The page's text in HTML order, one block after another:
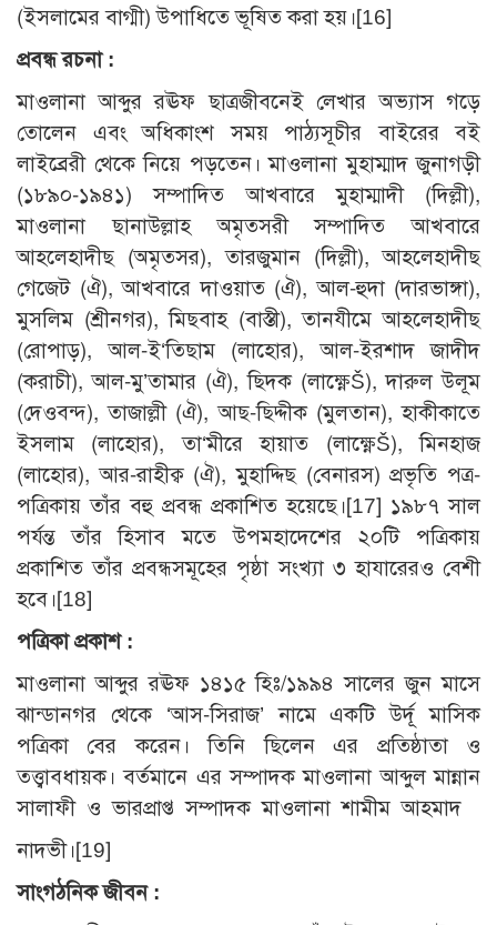
(ইসলামের বাগ্মী) উপাধিতে ভূষিত করা হয়।[16]
প্রবন্ধ রচনা :
মাওলানা আব্দুর রঊফ ছাত্রজীবনেই লেখার অভ্যাস গড়ে
তোলেন এবং অধিকাংশ সময় পাঠ্যসূচীর বাইরের বই
লাইব্রেরী থেকে নিয়ে পড়তেন। মাওলানা মুহাম্মাদ জুনাগড়ী
(১৮৯০-১৯৪১) সম্পাদিত আখবারে মুহাম্মাদী (দিল্লী),
মাওলানা ছানাউল্লাহ অমৃতসরী সম্পাদিত আখবারে
আহলেহাদীছ (অমৃতসর), তারজুমান (দিল্লী), আহলেহাদীছ
গেজেট (ঐ), আখবারে দাওয়াত (ঐ), আল-হুদা (দারভাঙ্গা),
মুসলিম (শ্রীনগর), মিছবাহ (বাস্তী), তানযীমে আহলেহাদীছ
(রোপাড়), আল-ই‘তিছাম (লাহোর), আল-ইরশাদ জাদীদ
(করাচী), আল-মু’তামার (ঐ), ছিদক (লাক্ষ্ণেŠ), দারুল উলূম
(দেওবন্দ), তাজাল্লী (ঐ), আছ-ছিদ্দীক (মুলতান), হাকীকাতে
ইসলাম (লাহোর), তা‘মীরে হায়াত (লাক্ষ্ণেŠ), মিনহাজ
(লাহোর), আর-রাহীক্ব (ঐ), মুহাদ্দিছ (বেনারস) প্রভৃতি পত্র-
পত্রিকায় তাঁর বহু প্রবন্ধ প্রকাশিত হয়েছে।[17] ১৯৮৭ সাল
পর্যন্ত তাঁর হিসাব মতে উপমহাদেশের ২০টি পত্রিকায়
প্রকাশিত তাঁর প্রবন্ধসমূহের পৃষ্ঠা সংখ্যা ৩ হাযারেরও বেশী
হবে।[18]
পত্রিকা প্রকাশ :
মাওলানা আব্দুর রঊফ ১৪১৫ হিঃ/১৯৯৪ সালের জুন মাসে
ঝান্ডানগর থেকে ‘আস-সিরাজ’ নামে একটি উর্দূ মাসিক
পত্রিকা বের করেন। তিনি ছিলেন এর প্রতিষ্ঠাতা ও
তত্ত্বাবধায়ক। বর্তমানে এর সম্পাদক মাওলানা আব্দুল মান্নান
সালাফী ও ভারপ্রাপ্ত সম্পাদক মাওলানা শামীম আহমাদ
নাদভী।[19]
সাংগঠনিক জীবন :